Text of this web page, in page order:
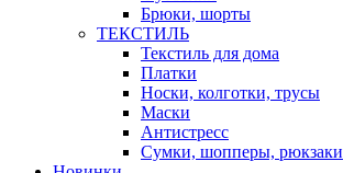
Брюки, шорты
ТЕКСТИЛЬ
Текстиль для дома
Платки
Носки, колготки, трусы
Маски
Антистресс
Сумки, шопперы, рюкзаки